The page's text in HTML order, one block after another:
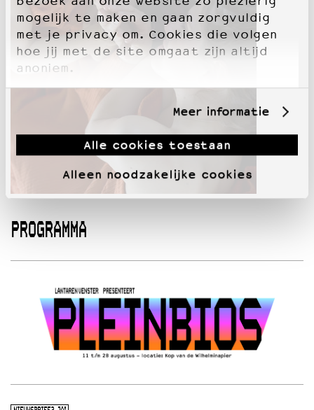
mogelijk te maken en gaan zorgvuldig
met je privacy om. Cookies die volgen
hoe jij met de site omgaat zijn altijd
anoniem.
Meer informatie
Alle cookies toestaan
Alleen noodzakelijke cookies
Culturele boycot Israël
Ruimte voor artistieke vrijheid – VNPF
PROGRAMMA